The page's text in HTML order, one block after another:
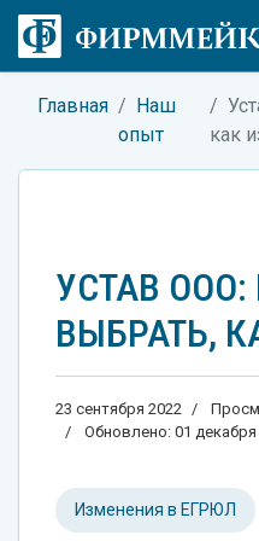
Главная
Наш
опыт
как
УСТАВ ООО:
ВЫБРАТЬ,
23 сентября 2022
Обновлено: 01 декабря
Изменения в ЕГРЮЛ